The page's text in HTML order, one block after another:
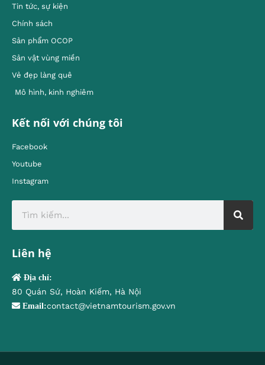
Tin tức, sự kiện
Chính sách
Sản phẩm OCOP
Sản vật vùng miền
Vẻ đẹp làng quê
Mô hình, kinh nghiêm
Kết nối với chúng tôi
Facebook
Youtube
Instagram
Liên hệ
Địa chỉ:
80 Quán Sứ, Hoàn Kiếm, Hà Nội
Email:contact@vietnamtourism.gov.vn